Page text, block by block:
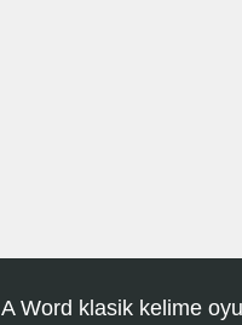
A Word klasik kelime